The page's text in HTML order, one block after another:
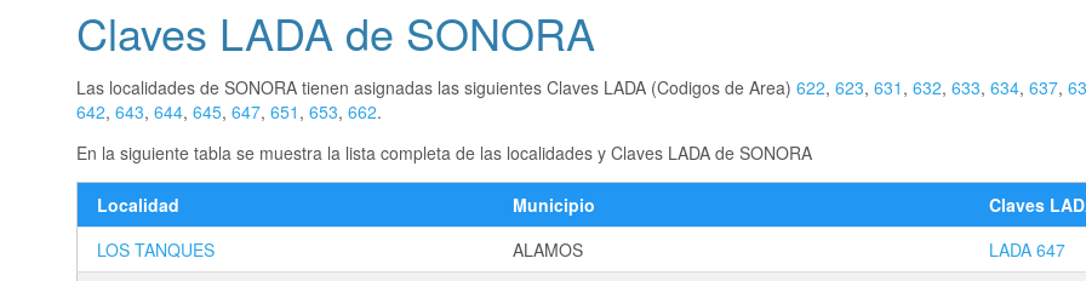
Claves LADA de SONORA
Las localidades de SONORA tienen asignadas las siguientes Claves LADA (Codigos de Area) 622, 623, 631 , 632, 633, 634, 637,
642, 643, 644, 645, 647, 651 , 653, 662.
En la siguiente tabla se muestra la lista completa de las localidades y Claves LADA de SONORA
Localidad Municipio
Claves
LOS TANQUES
ALAMOS
LADA 647